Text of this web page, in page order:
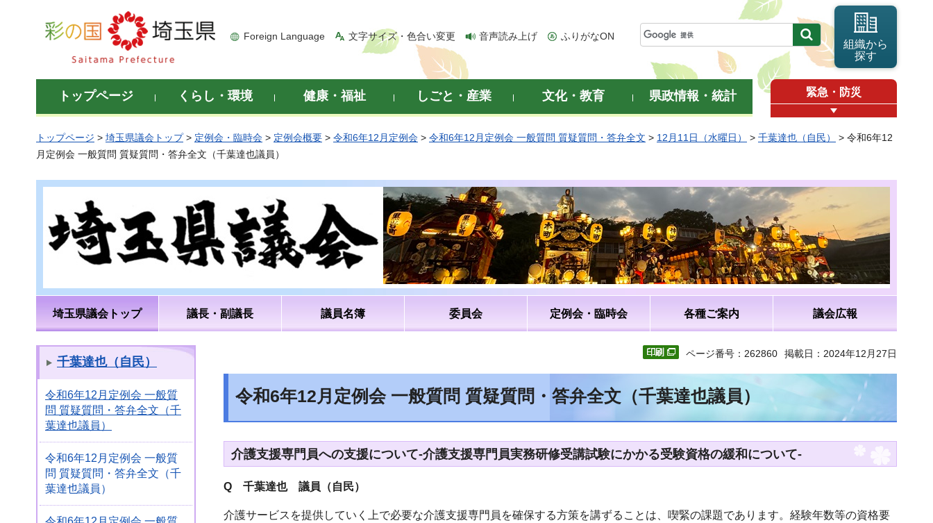
彩の国 埼玉県
Foreign Language 文字サイズ・色合い変更 音声読み上げ ふりがなON
組織から
探す
トップページ くらし・環境 健康・福祉 しごと・産業 文化・教育 県政情報・統計 緊急・防災
トップページ > 埼玉県議会トップ> 定例会・臨時会 > 定例会概要 > 令和6年12月定例会 > 令和6年12月定例会 一般質問 質疑質問・答弁全文 > 12月11日（水曜日） > 千葉達也（自民）
> 令和6年12
月定例会 一般質問 質疑質問・答弁全文（千葉達也議員）
埼玉県議会トップ 議長・副議長 議員名簿 委員会 定例会・臨時会 各種ご案内 議会広報
千葉達也（自民）
令和6年12月定例会 一般質
問 質疑質問・答弁全文（千
葉達也議員）
令和6年12月定例会 一般質
問 質疑質問・答弁全文（千
葉達也議員）
ページ番号：262860 掲載日：2024年12月27日
令和6年12月定例会 一般質問 質疑質問・答弁全文（千葉達也議員）
介護支援専門員への支援について-介護支援専門員実務研修受講試験にかかる受験資格の緩和について-
Q 千葉達也 議員（自民）
介護サービスを提供していく上で必要な介護支援専門員を確保する方策を講ずることは、喫緊の課題であります。経験年数等の資格要